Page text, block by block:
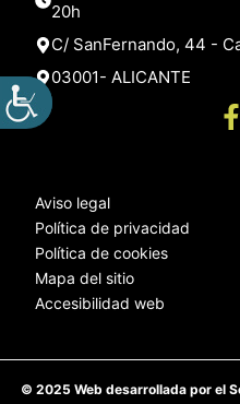
20h
C/ SanFernando, 44 -
03001- ALICANTE
Aviso legal
Política de privacidad
Política de cookies
Mapa del sitio
Accesibilidad web
© 2025 Web desarrollada por el